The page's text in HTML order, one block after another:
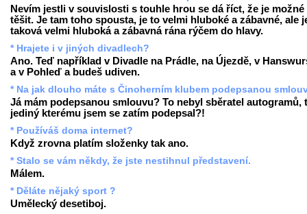
Nevím jestli v souvislosti s touhle hrou se dá říct, že je možné
těšit. Je tam toho spousta, je to velmi hluboké a zábavné, ale
taková velmi hluboká a zábavná rána rýčem do hlavy.
* Hrajete i v jiných divadlech?
Ano. Teď například v Divadle na Prádle, na Újezdě, v
a v Pohleď a budeš udiven.
* Na jak dlouho máte s Činoherním klubem podepsanou
Já mám podepsanou smlouvu? To nebyl sběratel autogramů,
jediný kterému jsem se zatím podepsal?!
* Používáš doma internet?
Když zrovna platím složenky tak ano.
* Stalo se vám někdy, že jste nestihnul představení.
Málem.
* Děláte nějaký sport ?
Umělecký desetiboj.